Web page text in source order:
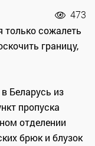
473
только сожалеть
границу,
Беларусь из
пропуска
отделении
брюк и блузок